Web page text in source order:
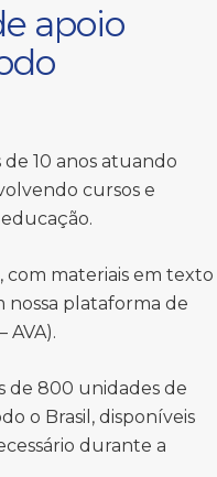
apoio
10 anos atuando
cursos e
com materiais em texto
nossa plataforma de
AVA).
de 800 unidades de
o Brasil, disponíveis
durante a